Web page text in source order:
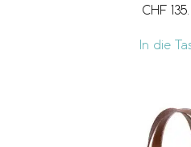
CHF
In die